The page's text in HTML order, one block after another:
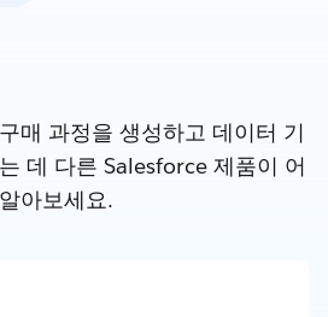
매 과정을 생성하고 데이터 기
데 다른 Salesforce 제품이 어
아보세요.